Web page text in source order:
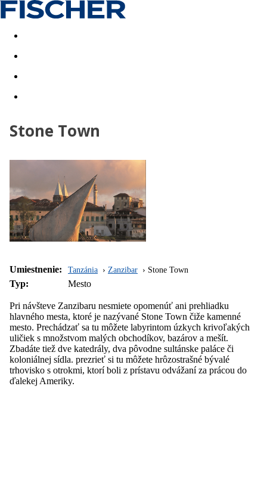
Last minute Dovolenkové kluby
Stone Town
Umiestnenie: Tanzánia Zanzibar Stone Town
Typ: Mesto
Pri návšteve Zanzibaru nesmiete opomenúť ani prehliadku
hlavného mesta, ktoré je nazývané Stone Town čiže kamenné
mesto. Prechádzať sa tu môžete labyrintom úzkych krivoľakých
uličiek s množstvom malých obchodíkov, bazárov a mešít.
Zbadáte tiež dve katedrály, dva pôvodne sultánske paláce či
koloniálnej sídla. prezrieť si tu môžete hrôzostrašné bývalé
trhovisko s otrokmi, ktorí boli z prístavu odvážaní za prácou do
ďalekej Ameriky.